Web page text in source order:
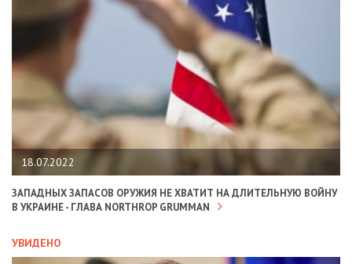
18.07.2022
ЗАПАДНЫХ ЗАПАСОВ ОРУЖИЯ НЕ ХВАТИТ НА ДЛИТЕЛЬНУЮ ВОЙНУ
В УКРАИНЕ - ГЛАВА NORTHROP GRUMMAN
УВИДЕНО